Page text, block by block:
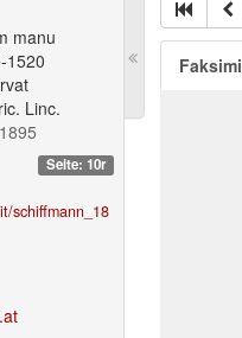
manu
1520
Linc.
Seite: 10r
schiffmann_18